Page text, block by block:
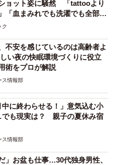
ョット姿に騒然 「tattooより
「血まみれでも洗濯でも全部か
ク
不安を感じているのは高齢者よ
い夜の快眠環境づくりに役立
術をプロが解説
ス情報部
中に終わらせる！」意気込む小
も現実は？ 親子の夏休み宿
ス情報部
」お盆も仕事…30代独身男性、